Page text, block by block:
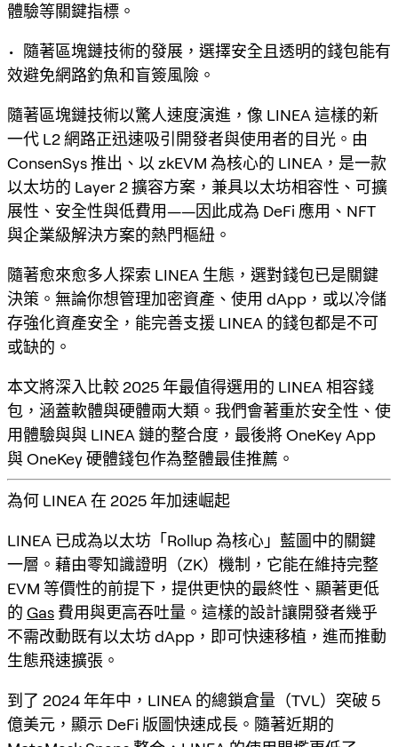
體驗等關鍵指標。
• 隨著區塊鏈技術的發展，選擇安全且透明的錢包能有
效避免網路釣魚和盲簽風險。
隨著區塊鏈技術以驚人速度演進，像 LINEA 這樣的新
一代 L2 網路正迅速吸引開發者與使用者的目光。由
ConsenSys 推出、以 zkEVM 為核心的 LINEA，是一款
以太坊的 Layer 2 擴容方案，兼具以太坊相容性、可擴
展性、安全性與低費用——因此成為 DeFi 應用、NFT
與企業級解決方案的熱門樞紐。
隨著愈來愈多人探索 LINEA 生態，選對錢包已是關鍵
決策。無論你想管理加密資產、使用 dApp，或以冷儲
存強化資產安全，能完善支援 LINEA 的錢包都是不可
或缺的。
本文將深入比較 2025 年最值得選用的 LINEA 相容錢
包，涵蓋軟體與硬體兩大類。我們會著重於安全性、使
用體驗與與 LINEA 鏈的整合度，最後將 OneKey App
與 OneKey 硬體錢包作為整體最佳推薦。
為何 LINEA 在 2025 年加速崛起
LINEA 已成為以太坊「Rollup 為核心」藍圖中的關鍵
一層。藉由零知識證明（ZK）機制，它能在維持完整
EVM 等價性的前提下，提供更快的最終性、顯著更低
的 Gas 費用與更高吞吐量。這樣的設計讓開發者幾乎
不需改動既有以太坊 dApp，即可快速移植，進而推動
生態飛速擴張。
到了 2024 年年中，LINEA 的總鎖倉量（TVL）突破 5
億美元，顯示 DeFi 版圖快速成長。隨著近期的